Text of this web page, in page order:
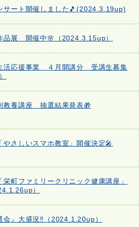
サート開催しました🎵(2024.3.19up)
品展 開催中🌸（2024.3.15up）
活応援事業 ４月開講分 受講生募集
教養講座 抽選結果発表🎁
やさしいスマホ教室」開催決定🎤
町ファミリークリニック健康講座」
）
会』大盛況‼（2024.1.20up）